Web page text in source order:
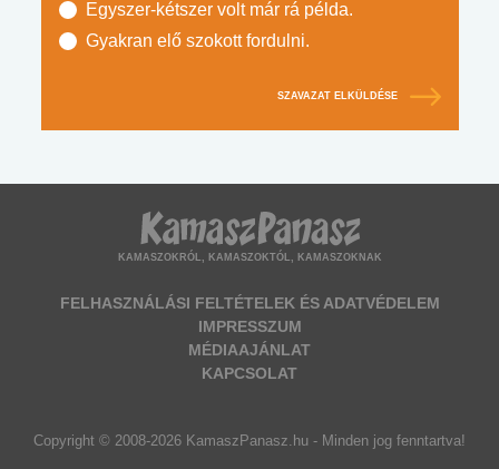
Egyszer-kétszer volt már rá példa.
Gyakran elő szokott fordulni.
SZAVAZAT ELKÜLDÉSE
KAMASZOKRÓL, KAMASZOKTÓL, KAMASZOKNAK
FELHASZNÁLÁSI FELTÉTELEK ÉS ADATVÉDELEM
IMPRESSZUM
MÉDIAAJÁNLAT
KAPCSOLAT
Copyright © 2008-2026 KamaszPanasz.hu - Minden jog fenntartva!